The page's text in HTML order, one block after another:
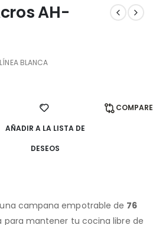
AH-
LÍNEA BLANCA
AÑADIR A LA LISTA DE
DESEOS
COMPARE
campana empotrable de 76
para mantener tu cocina libre de